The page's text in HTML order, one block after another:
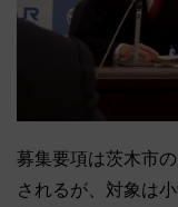
募集要項は茨木市
されるが、対象は